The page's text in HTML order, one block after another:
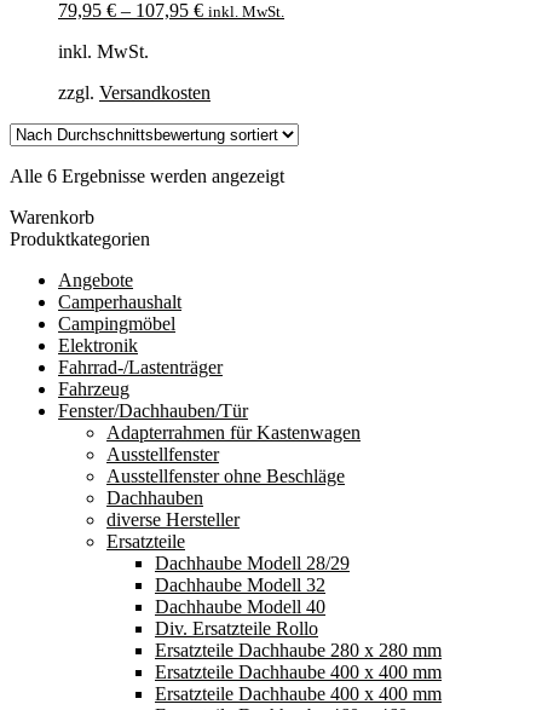
79,95 € – 107,95 € inkl. MwSt.
inkl. MwSt.
zzgl. Versandkosten
Alle 6 Ergebnisse werden angezeigtNach
Warenkorb
Produktkategorien
Angebote
Camperhaushalt
Campingmöbel
Elektronik
Fahrrad-/Lastenträger
Fahrzeug
Fenster/Dachhauben/Tür
Adapterrahmen für Kastenwagen
Ausstellfenster
Ausstellfenster ohne Beschläge
Dachhauben
diverse Hersteller
Ersatzteile
Dachhaube Modell 28/29
Dachhaube Modell 32
Dachhaube Modell 40
Div. Ersatzteile Rollo
Ersatzteile Dachhaube 280 x 280 mm
Ersatzteile Dachhaube 400 x 400 mm
Ersatzteile Dachhaube 400 x 400 mm